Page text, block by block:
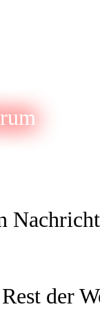
der